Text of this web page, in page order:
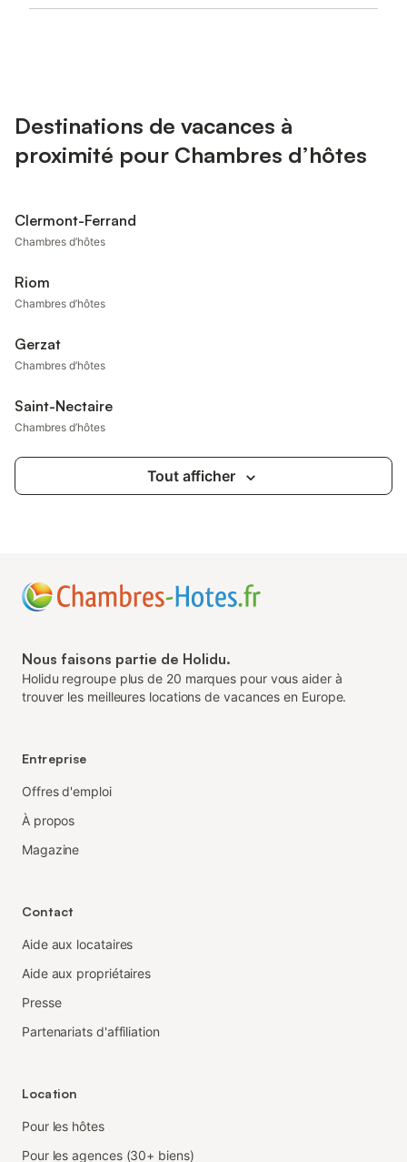
Destinations de vacances à
proximité pour Chambres d’hôtes
Clermont-Ferrand
Chambres d’hôtes
Riom
Chambres d’hôtes
Gerzat
Chambres d’hôtes
Saint-Nectaire
Chambres d’hôtes
Tout afficher
Nous faisons partie de Holidu.
Holidu regroupe plus de 20 marques pour vous aider à
trouver les meilleures locations de vacances en Europe.
Entreprise
Offres d'emploi
À propos
Magazine
Contact
Aide aux locataires
Aide aux propriétaires
Presse
Partenariats d'affiliation
Location
Pour les hôtes
Pour les agences (30+ biens)